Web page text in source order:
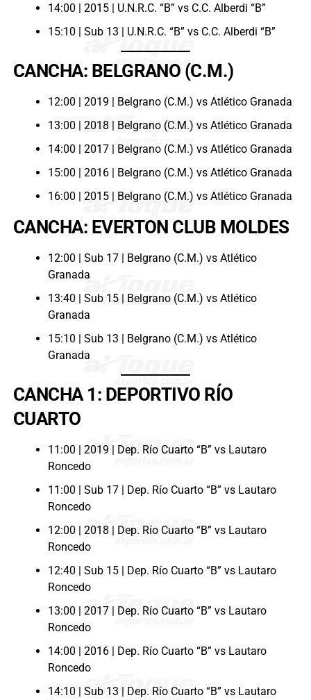
14:00 | 2015 | U.N.R.C. “B” vs C.C. Alberdi “B”
15:10 | Sub 13 | U.N.R.C. “B” vs C.C. Alberdi “B”
CANCHA: BELGRANO (C.M.)
12:00 | 2019 | Belgrano (C.M.) vs Atlético Granada
13:00 | 2018 | Belgrano (C.M.) vs Atlético Granada
14:00 | 2017 | Belgrano (C.M.) vs Atlético Granada
15:00 | 2016 | Belgrano (C.M.) vs Atlético Granada
16:00 | 2015 | Belgrano (C.M.) vs Atlético Granada
CANCHA: EVERTON CLUB MOLDES
12:00 | Sub 17 | Belgrano (C.M.) vs Atlético
Granada
13:40 | Sub 15 | Belgrano (C.M.) vs Atlético
Granada
15:10 | Sub 13 | Belgrano (C.M.) vs Atlético
Granada
CANCHA 1: DEPORTIVO RÍO
CUARTO
11:00 | 2019 | Dep. Río Cuarto “B” vs Lautaro
Roncedo
11:00 | Sub 17 | Dep. Río Cuarto “B” vs Lautaro
Roncedo
12:00 | 2018 | Dep. Río Cuarto “B” vs Lautaro
Roncedo
12:40 | Sub 15 | Dep. Río Cuarto “B” vs Lautaro
Roncedo
13:00 | 2017 | Dep. Río Cuarto “B” vs Lautaro
Roncedo
14:00 | 2016 | Dep. Río Cuarto “B” vs Lautaro
Roncedo
14:10 | Sub 13 | Dep. Río Cuarto “B” vs Lautaro